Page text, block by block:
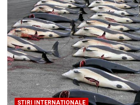
ȘTIRI INTERNAȚIONALE